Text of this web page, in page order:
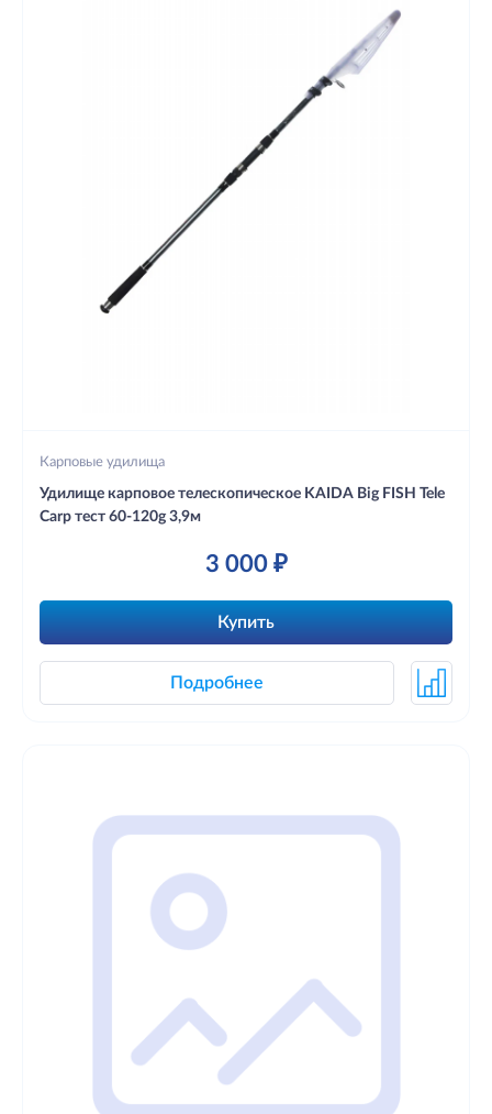
Карповые удилища
Удилище карповое телескопическое KAIDA Big FISH Tele
Carp тест 60-120g 3,9м
3 000 ₽
Купить
Подробнее